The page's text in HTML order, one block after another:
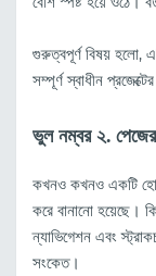
গুরুত্বপূর্ণ বিষয় হলো,
সম্পূর্ণ স্বাধীন
ভুল নম্বর ২.
কখনও কখনও একটি
করে বানানো হয়েছে।
ন্যাভিগেশন এবং
সংকেত।